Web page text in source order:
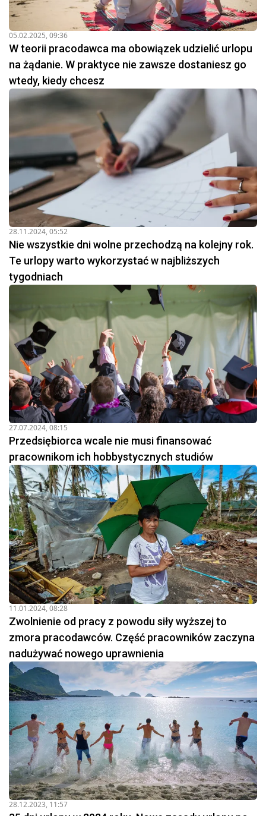
05.02.2025, 09:36
W teorii pracodawca ma obowiązek udzielić urlopu
na żądanie. W praktyce nie zawsze dostaniesz go
wtedy, kiedy chcesz
28.11.2024, 05:52
Nie wszystkie dni wolne przechodzą na kolejny rok.
Te urlopy warto wykorzystać w najbliższych
tygodniach
27.07.2024, 08:15
Przedsiębiorca wcale nie musi finansować
pracownikom ich hobbystycznych studiów
11.01.2024, 08:28
Zwolnienie od pracy z powodu siły wyższej to
zmora pracodawców. Część pracowników zaczyna
nadużywać nowego uprawnienia
28.12.2023, 11:57